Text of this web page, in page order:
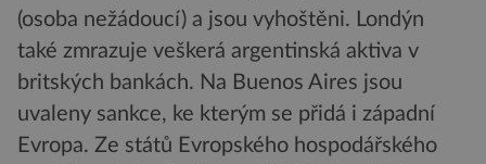
(osoba nežádoucí) a jsou vyhoštěni. Londýn
také zmrazuje veškerá argentinská aktiva v
britských bankách. Na Buenos Aires jsou
uvaleny sankce, ke kterým se přidá i západní
Evropa. Ze států Evropského hospodářského